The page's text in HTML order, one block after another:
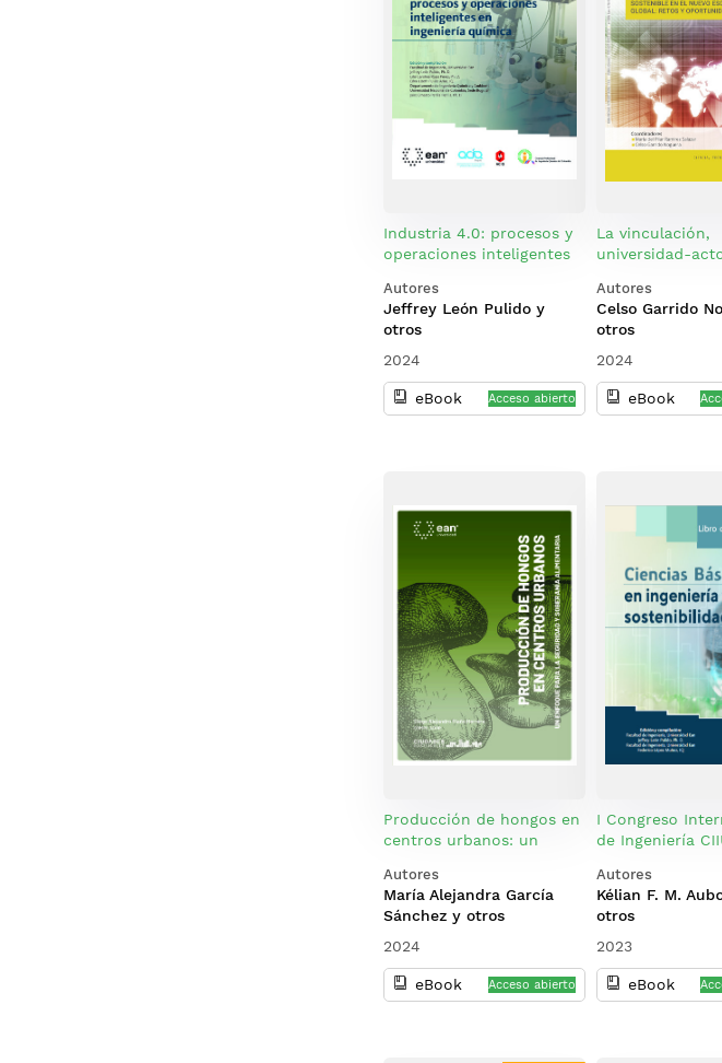
Industria 4.0: procesos y
operaciones inteligentes
Autores
Jeffrey León Pulido y
otros
2024
eBook Acceso abierto
La vinculación,
universidad-
del desarrollo
en el nuevo
global: retos y
oportunidades
Autores
Celso Garrido
otros
2024
eBook
Producción de hongos en
centros urbanos: un
y la soberanía
Autores
María Alejandra García
Sánchez y otros
2024
eBook Acceso abierto
I Congreso
de Ingeniería
Autores
Kélian F. M.
otros
2023
eBook